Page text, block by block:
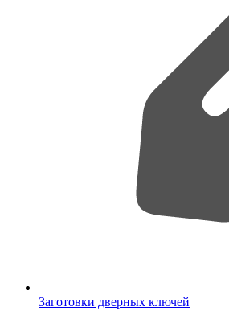
Заготовки дверных ключей